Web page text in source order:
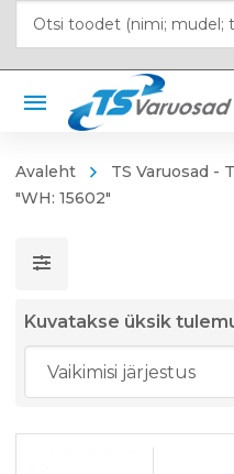
Avaleht TS Varuosad -
"WH: 15602"
Kuvatakse üksik